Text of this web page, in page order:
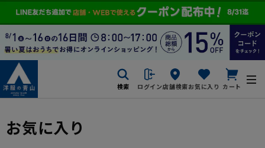
検索 ログイン店舗検索お気に入り カート
お気に入り